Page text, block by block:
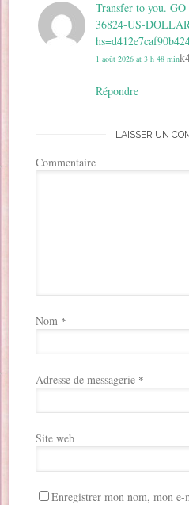
Transfer to you.
36824-US-
1 août 2026 at 3 h 48 min
Répondre
LAISSER UN
Commentaire
Nom *
Adresse de messagerie *
Site web
Enregistrer mon nom, mon